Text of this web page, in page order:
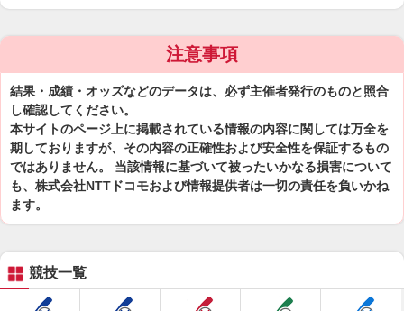
注意事項
結果・成績・オッズなどのデータは、必ず主催者発行のものと照合
し確認してください。
本サイトのページ上に掲載されている情報の内容に関しては万全を
期しておりますが、その内容の正確性および安全性を保証するもの
ではありません。 当該情報に基づいて被ったいかなる損害について
も、株式会社NTTドコモおよび情報提供者は一切の責任を負いかね
ます。
競技一覧